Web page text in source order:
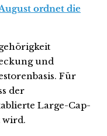
ordnet die
und
Für
der
Large-Cap-
wird.